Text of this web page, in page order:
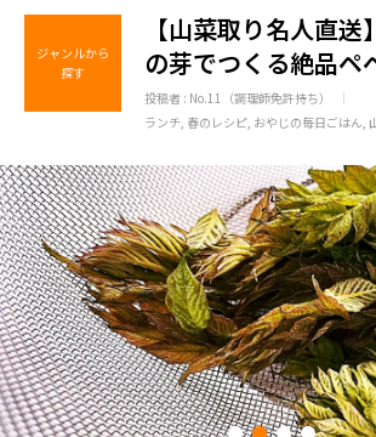
ジャンルから
探す
【山菜取り名人直
の芽でつくる絶品ペ
投稿者 : No.11（調理師免許持ち）
ランチ 春のレシピ おやじの毎日ごはん